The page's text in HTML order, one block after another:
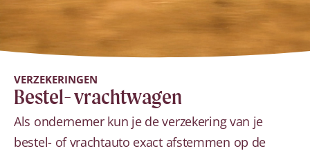
VERZEKERINGEN
Bestel- vrachtwagen
Als ondernemer kun je de verzekering van je
bestel- of vrachtauto exact afstemmen op de